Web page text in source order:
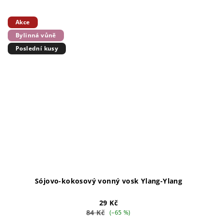
Akce
Bylinná vůně
Poslední kusy
Sójovo-kokosový vonný vosk Ylang-Ylang
29 Kč
84 Kč (–65 %)